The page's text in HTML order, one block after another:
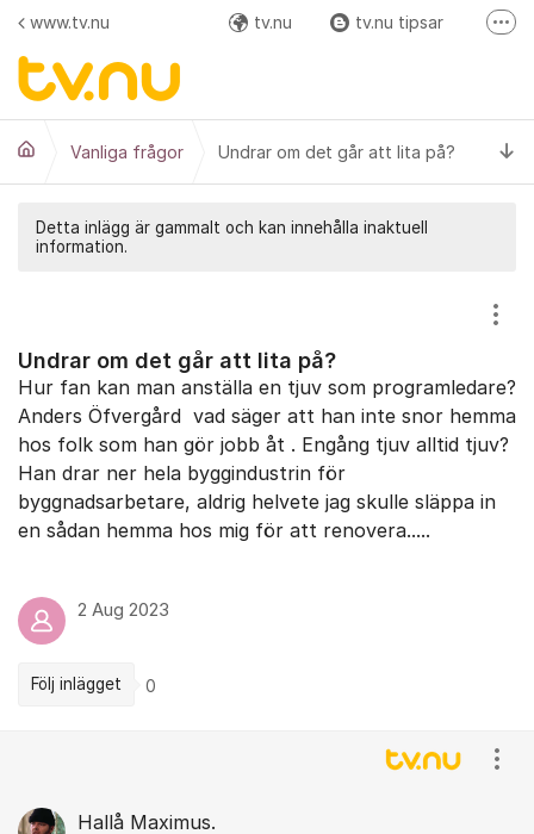
Hoppa till innehåll
www.tv.nu tv.nu tv.nu tipsar
Vanliga frågor Undrar om det går att lita på?
Detta inlägg är gammalt och kan innehålla inaktuell
information.
Undrar om det går att lita på?
Hur fan kan man anställa en tjuv som programledare?
Anders Öfvergård vad säger att han inte snor hemma
hos folk som han gör jobb åt . Engång tjuv alltid tjuv?
Han drar ner hela byggindustrin för
byggnadsarbetare, aldrig helvete jag skulle släppa in
en sådan hemma hos mig för att renovera.....
2 Aug 2023
Följ inlägget 0
Hallå Maximus.